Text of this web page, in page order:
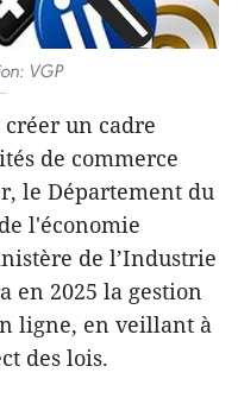
VGP
un cadre
de commerce
le Département du
l'économie
de l’Industrie
en 2025 la gestion
ligne, en veillant à
des lois.